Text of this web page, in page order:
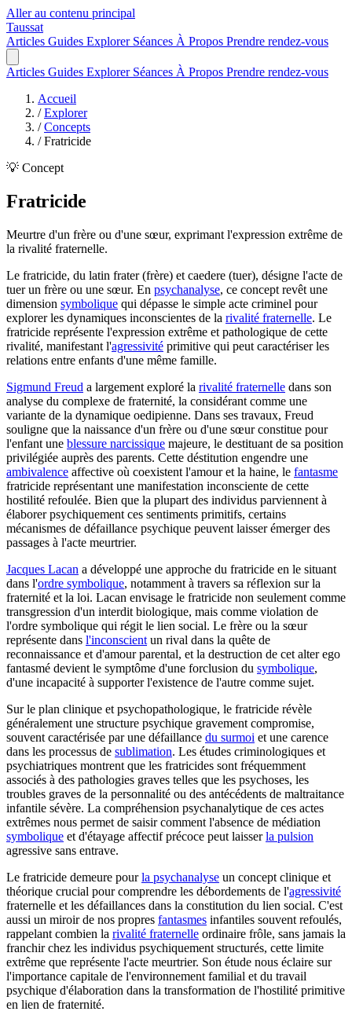
Aller au contenu principal
Taussat
Articles Guides Explorer Séances À Propos Prendre rendez-vous
Articles Guides Explorer Séances À Propos Prendre rendez-vous
Accueil
/ Explorer
/ Concepts
/ Fratricide
💡 Concept
Fratricide
Meurtre d'un frère ou d'une sœur, exprimant l'expression extrême de
la rivalité fraternelle.
Le fratricide, du latin frater (frère) et caedere (tuer), désigne l'acte de
tuer un frère ou une sœur. En psychanalyse, ce concept revêt une
dimension symbolique qui dépasse le simple acte criminel pour
explorer les dynamiques inconscientes de la rivalité fraternelle. Le
fratricide représente l'expression extrême et pathologique de cette
rivalité, manifestant l'agressivité primitive qui peut caractériser les
relations entre enfants d'une même famille.
Sigmund Freud a largement exploré la rivalité fraternelle dans son
analyse du complexe de fraternité, la considérant comme une
variante de la dynamique oedipienne. Dans ses travaux, Freud
souligne que la naissance d'un frère ou d'une sœur constitue pour
l'enfant une blessure narcissique majeure, le destituant de sa position
privilégiée auprès des parents. Cette déstitution engendre une
ambivalence affective où coexistent l'amour et la haine, le fantasme
fratricide représentant une manifestation inconsciente de cette
hostilité refoulée. Bien que la plupart des individus parviennent à
élaborer psychiquement ces sentiments primitifs, certains
mécanismes de défaillance psychique peuvent laisser émerger des
passages à l'acte meurtrier.
Jacques Lacan a développé une approche du fratricide en le situant
dans l'ordre symbolique, notamment à travers sa réflexion sur la
fraternité et la loi. Lacan envisage le fratricide non seulement comme
transgression d'un interdit biologique, mais comme violation de
l'ordre symbolique qui régit le lien social. Le frère ou la sœur
représente dans l'inconscient un rival dans la quête de
reconnaissance et d'amour parental, et la destruction de cet alter ego
fantasmé devient le symptôme d'une forclusion du symbolique,
d'une incapacité à supporter l'existence de l'autre comme sujet.
Sur le plan clinique et psychopathologique, le fratricide révèle
généralement une structure psychique gravement compromise,
souvent caractérisée par une défaillance du surmoi et une carence
dans les processus de sublimation. Les études criminologiques et
psychiatriques montrent que les fratricides sont fréquemment
associés à des pathologies graves telles que les psychoses, les
troubles graves de la personnalité ou des antécédents de maltraitance
infantile sévère. La compréhension psychanalytique de ces actes
extrêmes nous permet de saisir comment l'absence de médiation
symbolique et d'étayage affectif précoce peut laisserla pulsion
agressive sans entrave.
Le fratricide demeure pourla psychanalyse un concept clinique et
théorique crucial pour comprendre les débordements de l'agressivité
fraternelle et les défaillances dans la constitution du lien social. C'est
aussi un miroir de nos propres fantasmes infantiles souvent refoulés,
rappelant combien la rivalité fraternelle ordinaire frôle, sans jamais la
franchir chez les individus psychiquement structurés, cette limite
extrême que représente l'acte meurtrier. Son étude nous éclaire sur
l'importance capitale de l'environnement familial et du travail
psychique d'élaboration dans la transformation de l'hostilité primitive
en lien de fraternité.